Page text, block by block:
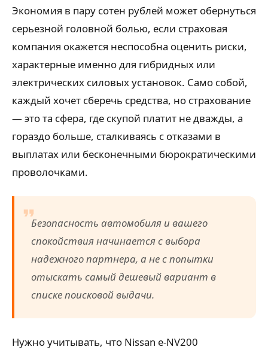
Экономия в пару сотен рублей может обернуться
серьезной головной болью, если страховая
компания окажется неспособна оценить риски,
характерные именно для гибридных или
электрических силовых установок. Само собой,
каждый хочет сберечь средства, но страхование
— это та сфера, где скупой платит не дважды, а
гораздо больше, сталкиваясь с отказами в
выплатах или бесконечными бюрократическими
проволочками.
Безопасность автомобиля и вашего
спокойствия начинается с выбора
надежного партнера, а не с попытки
отыскать самый дешевый вариант в
списке поисковой выдачи.
Нужно учитывать, что Nissan e-NV200